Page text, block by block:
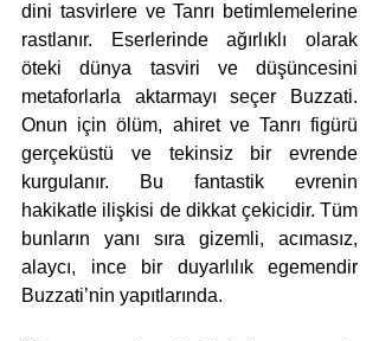
dini tasvirlere ve Tanrı betimlemelerine
rastlanır. Eserlerinde ağırlıklı olarak
öteki dünya tasviri ve düşüncesini
metaforlarla aktarmayı seçer Buzzati.
Onun için ölüm, ahiret ve Tanrı figürü
gerçeküstü ve tekinsiz bir evrende
kurgulanır. Bu fantastik evrenin
hakikatle ilişkisi de dikkat çekicidir. Tüm
bunların yanı sıra gizemli, acımasız,
alaycı, ince bir duyarlılık egemendir
Buzzati’nin yapıtlarında.